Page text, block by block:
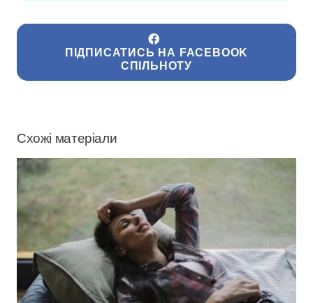
ПІДПИСАТИСЬ НА FACEBOOK
СПІЛЬНОТУ
Схожі матеріали